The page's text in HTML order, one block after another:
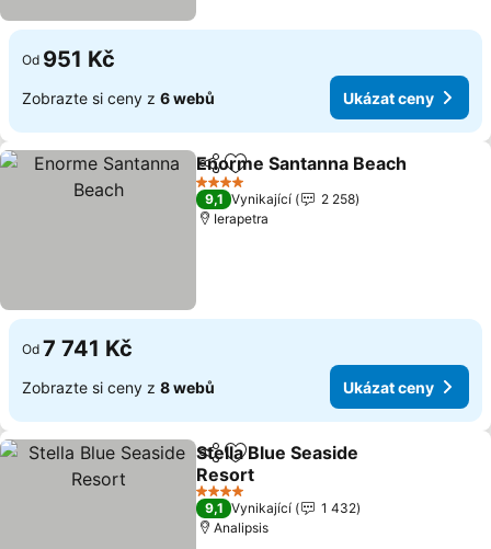
Od 951 Kč
Zobrazte si ceny z 6 webů Ukázat ceny
SdíletPřidat na seznam oblíbených
Enorme Santanna Beach
4 Počet hvězdiček
9,1 Vynikající
2 258
Ierapetra
Od 7 741 Kč
Zobrazte si ceny z 8 webů Ukázat ceny
SdíletPřidat na seznam oblíbených
Stella Blue Seaside
Resort
4 Počet hvězdiček
9,1 Vynikající
1 432
Analipsis